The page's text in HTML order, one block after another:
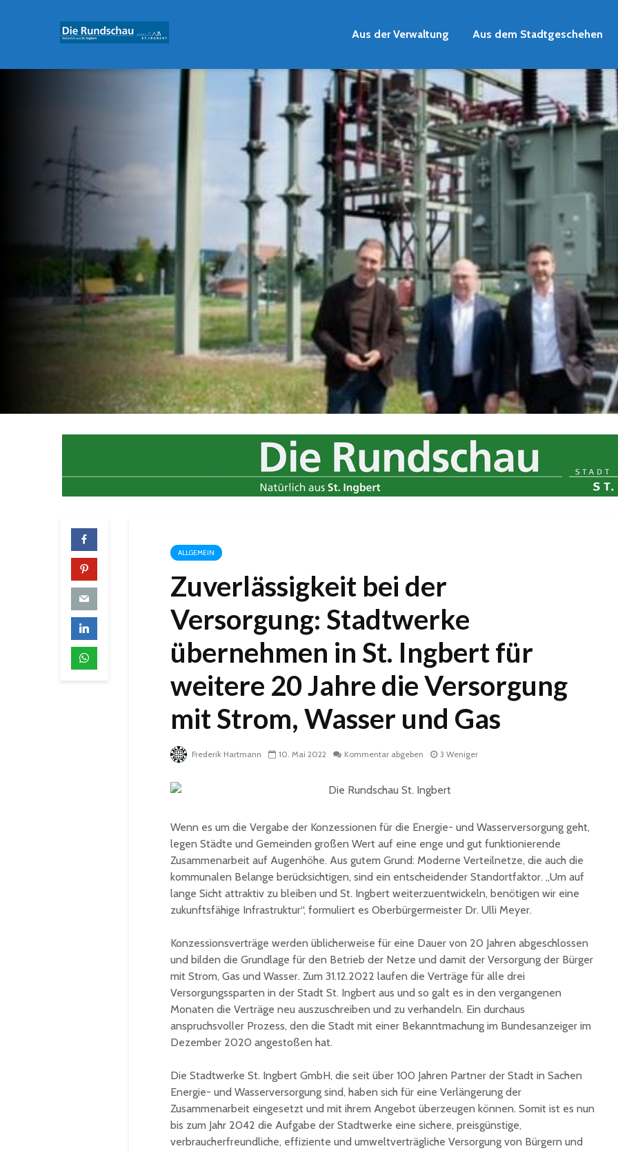
Aus der Verwaltung Aus dem Stadtgeschehen
ALLGEMEIN
Zuverlässigkeit bei der
Versorgung: Stadtwerke
übernehmen in St. Ingbert für
weitere 20 Jahre die Versorgung
mit Strom, Wasser und Gas
Frederik Hartmann 10. Mai 2022 Kommentar abgeben 3 Weniger
Wenn es um die Vergabe der Konzessionen für die Energie- und Wasserversorgung geht,
legen Städte und Gemeinden großen Wert auf eine enge und gut funktionierende
Zusammenarbeit auf Augenhöhe. Aus gutem Grund: Moderne Verteilnetze, die auch die
kommunalen Belange berücksichtigen, sind ein entscheidender Standortfaktor. „Um auf
lange Sicht attraktiv zu bleiben und St. Ingbert weiterzuentwickeln, benötigen wir eine
zukunftsfähige Infrastruktur“, formuliert es Oberbürgermeister Dr. Ulli Meyer.
Konzessionsverträge werden üblicherweise für eine Dauer von 20 Jahren abgeschlossen
und bilden die Grundlage für den Betrieb der Netze und damit der Versorgung der Bürger
mit Strom, Gas und Wasser. Zum 31.12.2022 laufen die Verträge für alle drei
Versorgungssparten in der Stadt St. Ingbert aus und so galt es in den vergangenen
Monaten die Verträge neu auszuschreiben und zu verhandeln. Ein durchaus
anspruchsvoller Prozess, den die Stadt mit einer Bekanntmachung im Bundesanzeiger im
Dezember 2020 angestoßen hat.
Die Stadtwerke St. Ingbert GmbH, die seit über 100 Jahren Partner der Stadt in Sachen
Energie- und Wasserversorgung sind, haben sich für eine Verlängerung der
Zusammenarbeit eingesetzt und mit ihrem Angebot überzeugen können. Somit ist es nun
bis zum Jahr 2042 die Aufgabe der Stadtwerke eine sichere, preisgünstige,
verbraucherfreundliche, effiziente und umweltverträgliche Versorgung von Bürgern und
dem Nachlass von Dr.
Stadt St. Ingbert
übergeben
Total Normal
expandiert in St.
Ingbert: Mietvertrag
für ehemaliges H&M-
Gebäude
90 Jahre
Registrierkasse bei
Eisen Quirin: Ein Stück
St. Ingberter
Handelsgeschichte
feiert
Klima-
Konzert
mit